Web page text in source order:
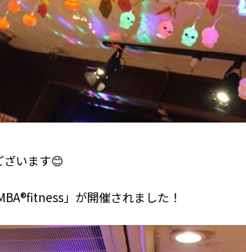
ざいます😊
」が開催されました！